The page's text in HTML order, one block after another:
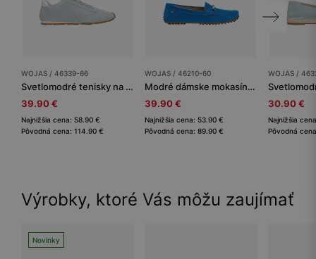
WOJAS / 46339-66
Svetlomodré tenisky na tenkej podrážke
39.90 €
Najnižšia cena: 58.90 €
Pôvodná cena: 114.90 €
WOJAS / 46210-60
Modré dámske mokasíny so zlatou ozdobou
39.90 €
Najnižšia cena: 53.90 €
Pôvodná cena: 89.90 €
WOJAS /
30.90 €
Najnižšia
Pôvodná
Výrobky, ktoré Vás môžu zaujímať
Novinky